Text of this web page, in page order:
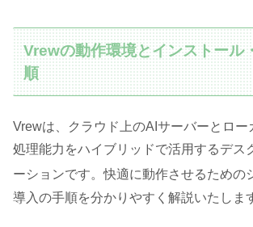
Vrewの動作環境とインストール
順
Vrewは、クラウド上のAIサーバーとロー
処理能力をハイブリッドで活用するデス
ーションです。快適に動作させるための
導入の手順を分かりやすく解説いたしま